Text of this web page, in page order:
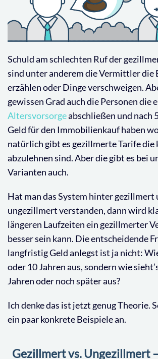
Schuld am schlechten Ruf der
sind unter anderem die Vermittler die
erzählen oder Dinge verschweigen.
gewissen Grad auch die Personen die
Altersvorsorgeabschließen und nach
Geld für den Immobilienkauf haben
natürlich gibt es gezillmerte Tarife die
abzulehnen sind. Aber die gibt es bei
Varianten auch.
Hat man das System hinter gezillmert
ungezillmert verstanden, dann wird
längeren Laufzeiten ein gezillmerter
besser sein kann. Die entscheidende
langfristig Geld anlegst ist ja nicht:
oder 10 Jahren aus, sondern wie
Jahren oder noch später aus?
Ich denke das ist jetzt genug Theorie.
ein paar konkrete Beispiele an.
Gezillmert vs. Ungezillmert